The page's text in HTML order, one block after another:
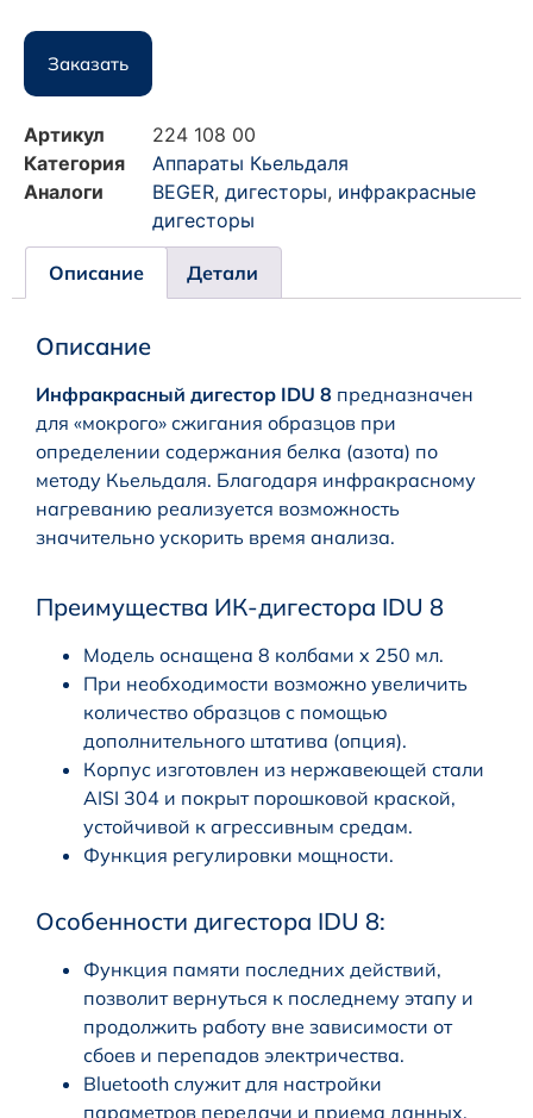
Заказать
Артикул
224 108 00
Категория
Аппараты Кьельдаля
Аналоги
BEGER, дигесторы, инфракрасные
дигесторы
Описание Детали
Описание
Инфракрасный дигестор IDU 8 предназначен
для «мокрого» сжигания образцов при
определении содержания белка (азота) по
методу Кьельдаля. Благодаря инфракрасному
нагреванию реализуется возможность
значительно ускорить время анализа.
Преимущества ИК-дигестора IDU 8
Модель оснащена 8 колбами x 250 мл.
При необходимости возможно увеличить
количество образцов с помощью
дополнительного штатива (опция).
Корпус изготовлен из нержавеющей стали
AISI 304 и покрыт порошковой краской,
устойчивой к агрессивным средам.
Функция регулировки мощности.
Особенности дигестора IDU 8:
Функция памяти последних действий,
позволит вернуться к последнему этапу и
продолжить работу вне зависимости от
сбоев и перепадов электричества.
Bluetooth служит для настройки
параметров передачи и приема данных.